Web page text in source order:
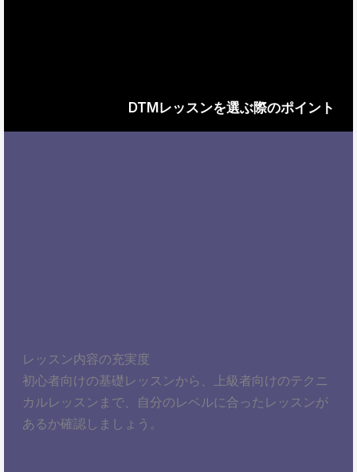
DTMレッスンを選ぶ際のポイント
レッスン内容の充実度
初心者向けの基礎レッスンから、上級者向けのテクニ
カルレッスンまで、自分のレベルに合ったレッスンが
あるか確認しましょう。